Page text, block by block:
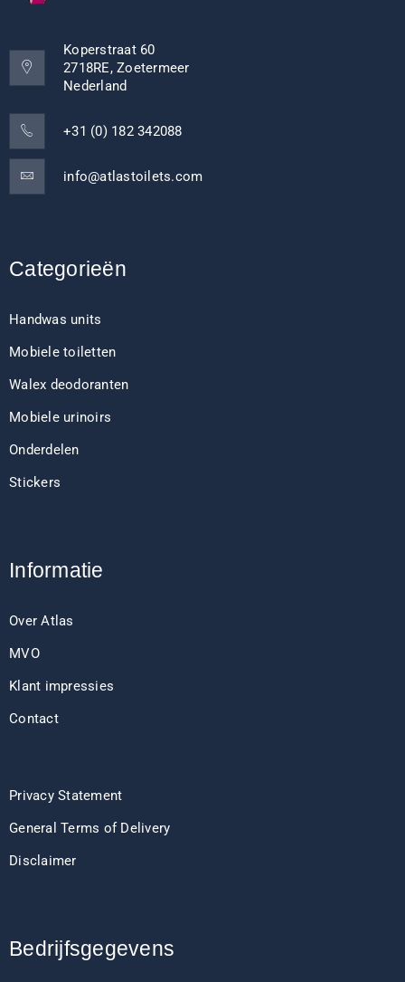
Koperstraat 60
2718RE, Zoetermeer
Nederland
+31 (0) 182 342088
info@atlastoilets.com
Categorieën
Handwas units
Mobiele toiletten
Walex deodoranten
Mobiele urinoirs
Onderdelen
Stickers
Informatie
Over Atlas
MVO
Klant impressies
Contact
Privacy Statement
General Terms of Delivery
Disclaimer
Bedrijfsgegevens